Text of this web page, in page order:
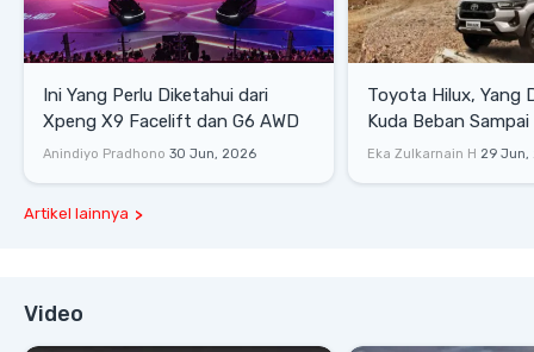
Ini Yang Perlu Diketahui dari
Xpeng X9 Facelift dan G6 AWD
Anindiyo Pradhono 30 Jun, 2026
Toyota Hilux, Yang
Kuda Beban
Lifestyle
Eka Zulkarnain H 29 Jun,
Artikel lainnya
Video